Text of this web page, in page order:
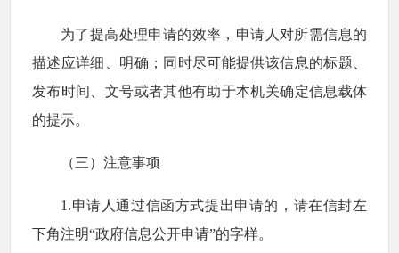
为了提高处理申请的效率，申请人对所需信息的
描述应详细、明确；同时尽可能提供该信息的标题、
发布时间、文号或者其他有助于本机关确定信息载体
的提示。
（三）注意事项
1.申请人通过信函方式提出申请的，请在信封左
下角注明“政府信息公开申请”的字样。